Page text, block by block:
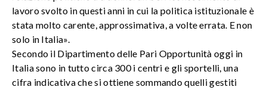
lavoro svolto in questi anni in cui la politica istituzionale è
stata molto carente, approssimativa, a volte errata. E non
solo in Italia».
Secondo il Dipartimento delle Pari Opportunità oggi in
Italia sono in tutto circa 300 i centri e gli sportelli, una
cifra indicativa che si ottiene sommando quelli gestiti